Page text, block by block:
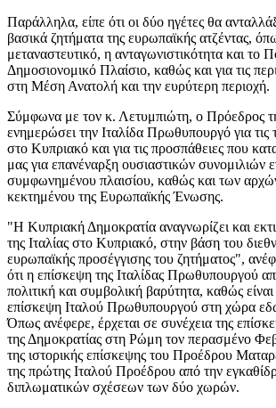
Παράλληλα, είπε ότι οι δύο ηγέτες θα
βασικά ζητήματα της ευρωπαϊκής ατζέντας,
μεταναστευτικό, η ανταγωνιστικότητα και το
Δημοσιονομικό Πλαίσιο, καθώς και για τις
στη Μέση Ανατολή και την ευρύτερη περιοχή.
Σύμφωνα με τον κ. Λετυμπιώτη, ο Πρόεδρος
ενημερώσει την Ιταλίδα Πρωθυπουργό για τις
στο Κυπριακό και για τις προσπάθειες που
μας για επανέναρξη ουσιαστικών συνομιλιών
συμφωνημένου πλαισίου, καθώς και των
κεκτημένου της Ευρωπαϊκής Ένωσης.
"Η Κυπριακή Δημοκρατία αναγνωρίζει και
της Ιταλίας στο Κυπριακό, στην βάση του
ευρωπαϊκής προσέγγισης του ζητήματος",
ότι η επίσκεψη της Ιταλίδας Πρωθυπουργού
πολιτική και συμβολική βαρύτητα, καθώς
επίσκεψη Ιταλού Πρωθυπουργού στη χώρα
Όπως ανέφερε, έρχεται σε συνέχεια της
της Δημοκρατίας στη Ρώμη τον περασμένο
της ιστορικής επίσκεψης του Προέδρου
της πρώτης Ιταλού Προέδρου από την
διπλωματικών σχέσεων των δύο χωρών.